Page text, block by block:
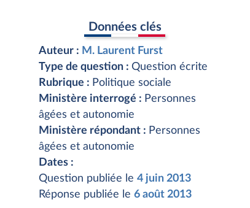
Données clés
Auteur : M. Laurent Furst
Type de question : Question écrite
Rubrique : Politique sociale
Ministère interrogé : Personnes
âgées et autonomie
Ministère répondant : Personnes
âgées et autonomie
Dates :
Question publiée le 4 juin 2013
Réponse publiée le 6 août 2013